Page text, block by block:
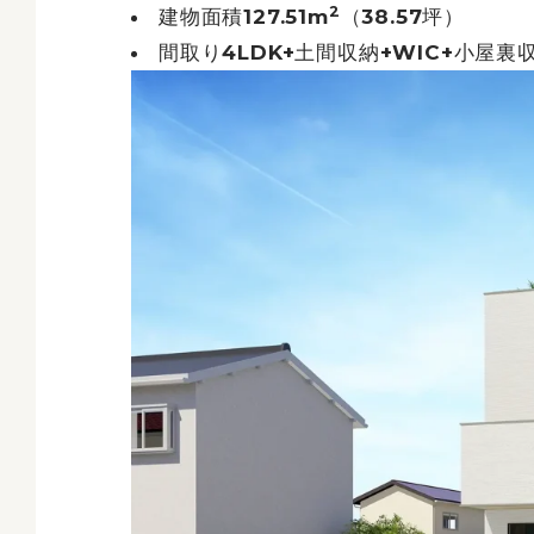
建物面積127.51m2
（38.57坪）
間取り4LDK+土間収納+WIC+小屋裏